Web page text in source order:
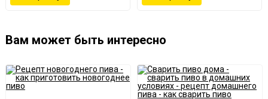
Вам может быть интересно